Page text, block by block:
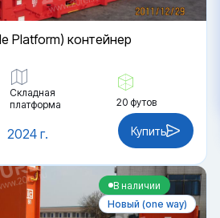
Platform) контейнер
Складная
платформа
20 футов
2024 г. Купить
В наличии
Новый (one way)